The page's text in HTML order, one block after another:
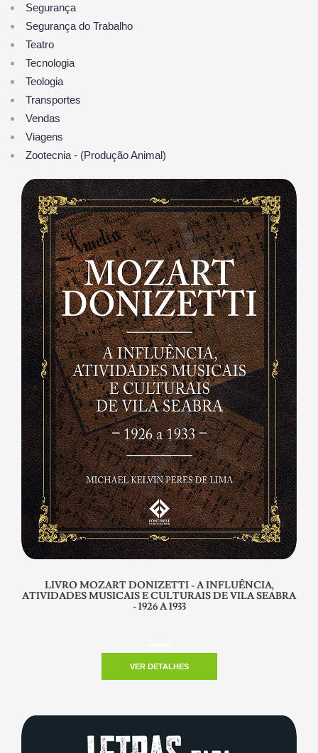
Segurança
Segurança do Trabalho
Teatro
Tecnologia
Teologia
Transportes
Vendas
Viagens
Zootecnia - (Produção Animal)
LIVRO MOZART DONIZETTI - A INFLUÊNCIA,
ATIVIDADES MUSICAIS E CULTURAIS DE VILA SEABRA
- 1926 A 1933
VER DETALHES